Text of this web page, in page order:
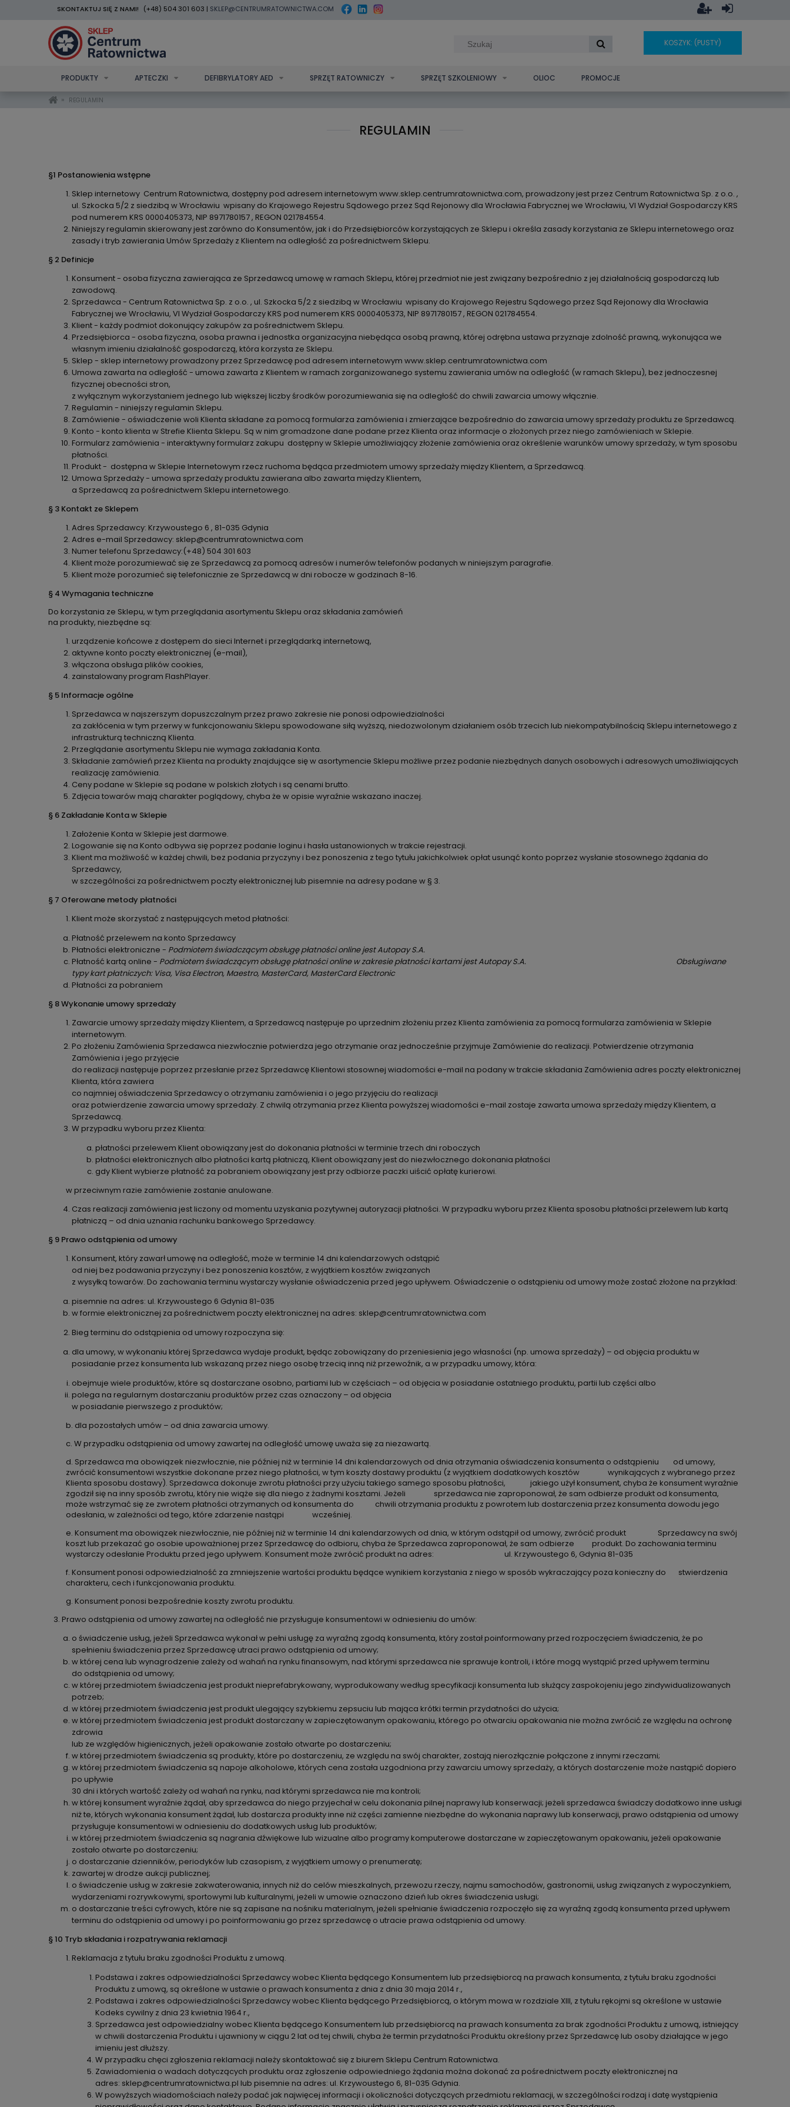
SKONTAKTUJ SIĘ Z NAMI! (+48) 504 301 603 | SKLEP@CENTRUMRATOWNICTWA.COM
KOSZYK: (PUSTY)
PRODUKTY APTECZKI DEFIBRYLATORY AED SPRZĘT RATOWNICZY SPRZĘT SZKOLENIOWY OLIOC PROMOCJE
» REGULAMIN
REGULAMIN
§1 Postanowienia wstępne
Sklep internetowy Centrum Ratownictwa, dostępny pod adresem internetowym www.sklep.centrumratownictwa.com, prowadzony jest przez Centrum Ratownictwa Sp. z o.o. ,
ul. Szkocka 5/2 z siedzibą w Wrocławiu wpisany do Krajowego Rejestru Sądowego przez Sąd Rejonowy dla Wrocławia Fabrycznej we Wrocławiu, VI Wydział Gospodarczy KRS
pod numerem KRS 0000405373, NIP 8971780157 , REGON 021784554.
Niniejszy regulamin skierowany jest zarówno do Konsumentów, jak i do Przedsiębiorców korzystających ze Sklepu i określa zasady korzystania ze Sklepu internetowego oraz
zasady i tryb zawierania Umów Sprzedaży z Klientem na odległość za pośrednictwem Sklepu.
§ 2 Definicje
Konsument - osoba fizyczna zawierająca ze Sprzedawcą umowę w ramach Sklepu, której przedmiot nie jest związany bezpośrednio z jej działalnością gospodarczą lub
zawodową.
Sprzedawca - Centrum Ratownictwa Sp. z o.o. , ul. Szkocka 5/2 z siedzibą w Wrocławiu wpisany do Krajowego Rejestru Sądowego przez Sąd Rejonowy dla Wrocławia
Fabrycznej we Wrocławiu, VI Wydział Gospodarczy KRS pod numerem KRS 0000405373, NIP 8971780157 , REGON 021784554.
Klient - każdy podmiot dokonujący zakupów za pośrednictwem Sklepu.
Przedsiębiorca - osoba fizyczna, osoba prawna i jednostka organizacyjna niebędąca osobą prawną, której odrębna ustawa przyznaje zdolność prawną, wykonująca we
własnym imieniu działalność gospodarczą, która korzysta ze Sklepu.
Sklep - sklep internetowy prowadzony przez Sprzedawcę pod adresem internetowym www.sklep.centrumratownictwa.com
Umowa zawarta na odległość - umowa zawarta z Klientem w ramach zorganizowanego systemu zawierania umów na odległość (w ramach Sklepu), bez jednoczesnej
fizycznej obecności stron,
z wyłącznym wykorzystaniem jednego lub większej liczby środków porozumiewania się na odległość do chwili zawarcia umowy włącznie.
Regulamin - niniejszy regulamin Sklepu.
Zamówienie - oświadczenie woli Klienta składane za pomocą formularza zamówienia i zmierzające bezpośrednio do zawarcia umowy sprzedaży produktu ze Sprzedawcą.
Konto - konto klienta w Strefie Klienta Sklepu. Są w nim gromadzone dane podane przez Klienta oraz informacje o złożonych przez niego zamówieniach w Sklepie.
Formularz zamówienia - interaktywny formularz zakupu dostępny w Sklepie umożliwiający złożenie zamówienia oraz określenie warunków umowy sprzedaży, w tym sposobu
płatności.
Produkt - dostępna w Sklepie Internetowym rzecz ruchoma będąca przedmiotem umowy sprzedaży między Klientem, a Sprzedawcą.
Umowa Sprzedaży - umowa sprzedaży produktu zawierana albo zawarta między Klientem,
a Sprzedawcą za pośrednictwem Sklepu internetowego.
§ 3 Kontakt ze Sklepem
Adres Sprzedawcy: Krzywoustego 6 , 81-035 Gdynia
Adres e-mail Sprzedawcy: sklep@centrumratownictwa.com
Numer telefonu Sprzedawcy:(+48) 504 301 603
Klient może porozumiewać się ze Sprzedawcą za pomocą adresów i numerów telefonów podanych w niniejszym paragrafie.
Klient może porozumieć się telefonicznie ze Sprzedawcą w dni robocze w godzinach 8-16.
§ 4 Wymagania techniczne
Do korzystania ze Sklepu, w tym przeglądania asortymentu Sklepu oraz składania zamówień
na produkty, niezbędne są:
urządzenie końcowe z dostępem do sieci Internet i przeglądarką internetową,
aktywne konto poczty elektronicznej (e-mail),
włączona obsługa plików cookies,
zainstalowany program FlashPlayer.
§ 5 Informacje ogólne
Sprzedawca w najszerszym dopuszczalnym przez prawo zakresie nie ponosi odpowiedzialności
za zakłócenia w tym przerwy w funkcjonowaniu Sklepu spowodowane siłą wyższą, niedozwolonym działaniem osób trzecich lub niekompatybilnością Sklepu internetowego z
infrastrukturą techniczną Klienta.
Przeglądanie asortymentu Sklepu nie wymaga zakładania Konta.
Składanie zamówień przez Klienta na produkty znajdujące się w asortymencie Sklepu możliwe przez podanie niezbędnych danych osobowych i adresowych umożliwiających
realizację zamówienia.
Ceny podane w Sklepie są podane w polskich złotych i są cenami brutto.
Zdjęcia towarów mają charakter poglądowy, chyba że w opisie wyraźnie wskazano inaczej.
§ 6 Zakładanie Konta w Sklepie
Założenie Konta w Sklepie jest darmowe.
Logowanie się na Konto odbywa się poprzez podanie loginu i hasła ustanowionych w trakcie rejestracji.
Klient ma możliwość w każdej chwili, bez podania przyczyny i bez ponoszenia z tego tytułu jakichkolwiek opłat usunąć konto poprzez wysłanie stosownego żądania do
Sprzedawcy,
w szczególności za pośrednictwem poczty elektronicznej lub pisemnie na adresy podane w § 3.
§ 7 Oferowane metody płatności
Klient może skorzystać z następujących metod płatności:
Płatność przelewem na konto Sprzedawcy
Płatności elektroniczne - Podmiotem świadczącym obsługę płatności online jest Autopay S.A.
Płatność kartą online - Podmiotem świadczącym obsługę płatności online w zakresie płatności kartami jest Autopay S.A. Obsługiwane
typy kart płatniczych: Visa, Visa Electron, Maestro, MasterCard, MasterCard Electronic
Płatności za pobraniem
§ 8 Wykonanie umowy sprzedaży
Zawarcie umowy sprzedaży między Klientem, a Sprzedawcą następuje po uprzednim złożeniu przez Klienta zamówienia za pomocą formularza zamówienia w Sklepie
internetowym.
Po złożeniu Zamówienia Sprzedawca niezwłocznie potwierdza jego otrzymanie oraz jednocześnie przyjmuje Zamówienie do realizacji. Potwierdzenie otrzymania
Zamówienia i jego przyjęcie
do realizacji następuje poprzez przesłanie przez Sprzedawcę Klientowi stosownej wiadomości e-mail na podany w trakcie składania Zamówienia adres poczty elektronicznej
Klienta, która zawiera
co najmniej oświadczenia Sprzedawcy o otrzymaniu zamówienia i o jego przyjęciu do realizacji
oraz potwierdzenie zawarcia umowy sprzedaży. Z chwilą otrzymania przez Klienta powyższej wiadomości e-mail zostaje zawarta umowa sprzedaży między Klientem, a
Sprzedawcą.
W przypadku wyboru przez Klienta:
płatności przelewem Klient obowiązany jest do dokonania płatności w terminie trzech dni roboczych
płatności elektronicznych albo płatności kartą płatniczą, Klient obowiązany jest do niezwłocznego dokonania płatności
gdy Klient wybierze płatność za pobraniem obowiązany jest przy odbiorze paczki uiścić opłatę kurierowi.
w przeciwnym razie zamówienie zostanie anulowane.
Czas realizacji zamówienia jest liczony od momentu uzyskania pozytywnej autoryzacji płatności. W przypadku wyboru przez Klienta sposobu płatności przelewem lub kartą
płatniczą – od dnia uznania rachunku bankowego Sprzedawcy.
§ 9 Prawo odstąpienia od umowy
Konsument, który zawarł umowę na odległość, może w terminie 14 dni kalendarzowych odstąpić
od niej bez podawania przyczyny i bez ponoszenia kosztów, z wyjątkiem kosztów związanych
z wysyłką towarów. Do zachowania terminu wystarczy wysłanie oświadczenia przed jego upływem. Oświadczenie o odstąpieniu od umowy może zostać złożone na przykład:
pisemnie na adres: ul. Krzywoustego 6 Gdynia 81-035
w formie elektronicznej za pośrednictwem poczty elektronicznej na adres: sklep@centrumratownictwa.com
Bieg terminu do odstąpienia od umowy rozpoczyna się:
dla umowy, w wykonaniu której Sprzedawca wydaje produkt, będąc zobowiązany do przeniesienia jego własności (np. umowa sprzedaży) – od objęcia produktu w
posiadanie przez konsumenta lub wskazaną przez niego osobę trzecią inną niż przewoźnik, a w przypadku umowy, która:
obejmuje wiele produktów, które są dostarczane osobno, partiami lub w częściach – od objęcia w posiadanie ostatniego produktu, partii lub części albo
polega na regularnym dostarczaniu produktów przez czas oznaczony – od objęcia
w posiadanie pierwszego z produktów;
b. dla pozostałych umów – od dnia zawarcia umowy.
c. W przypadku odstąpienia od umowy zawartej na odległość umowę uważa się za niezawartą.
d. Sprzedawca ma obowiązek niezwłocznie, nie później niż w terminie 14 dni kalendarzowych od dnia otrzymania oświadczenia konsumenta o odstąpieniu od umowy,
zwrócić konsumentowi wszystkie dokonane przez niego płatności, w tym koszty dostawy produktu (z wyjątkiem dodatkowych kosztów wynikających z wybranego przez
Klienta sposobu dostawy). Sprzedawca dokonuje zwrotu płatności przy użyciu takiego samego sposobu płatności, jakiego użył konsument, chyba że konsument wyraźnie
zgodził się na inny sposób zwrotu, który nie wiąże się dla niego z żadnymi kosztami. Jeżeli sprzedawca nie zaproponował, że sam odbierze produkt od konsumenta,
może wstrzymać się ze zwrotem płatności otrzymanych od konsumenta do chwili otrzymania produktu z powrotem lub dostarczenia przez konsumenta dowodu jego
odesłania, w zależności od tego, które zdarzenie nastąpi wcześniej.
e. Konsument ma obowiązek niezwłocznie, nie później niż w terminie 14 dni kalendarzowych od dnia, w którym odstąpił od umowy, zwrócić produkt Sprzedawcy na swój
koszt lub przekazać go osobie upoważnionej przez Sprzedawcę do odbioru, chyba że Sprzedawca zaproponował, że sam odbierze produkt. Do zachowania terminu
wystarczy odesłanie Produktu przed jego upływem. Konsument może zwrócić produkt na adres: ul. Krzywoustego 6, Gdynia 81-035
f. Konsument ponosi odpowiedzialność za zmniejszenie wartości produktu będące wynikiem korzystania z niego w sposób wykraczający poza konieczny do stwierdzenia
charakteru, cech i funkcjonowania produktu.
g. Konsument ponosi bezpośrednie koszty zwrotu produktu.
3. Prawo odstąpienia od umowy zawartej na odległość nie przysługuje konsumentowi w odniesieniu do umów:
o świadczenie usług, jeżeli Sprzedawca wykonał w pełni usługę za wyraźną zgodą konsumenta, który został poinformowany przed rozpoczęciem świadczenia, że po
spełnieniu świadczenia przez Sprzedawcę utraci prawo odstąpienia od umowy;
w której cena lub wynagrodzenie zależy od wahań na rynku finansowym, nad którymi sprzedawca nie sprawuje kontroli, i które mogą wystąpić przed upływem terminu
do odstąpienia od umowy;
w której przedmiotem świadczenia jest produkt nieprefabrykowany, wyprodukowany według specyfikacji konsumenta lub służący zaspokojeniu jego zindywidualizowanych
potrzeb;
w której przedmiotem świadczenia jest produkt ulegający szybkiemu zepsuciu lub mająca krótki termin przydatności do użycia;
w której przedmiotem świadczenia jest produkt dostarczany w zapieczętowanym opakowaniu, którego po otwarciu opakowania nie można zwrócić ze względu na ochronę
zdrowia
lub ze względów higienicznych, jeżeli opakowanie zostało otwarte po dostarczeniu;
w której przedmiotem świadczenia są produkty, które po dostarczeniu, ze względu na swój charakter, zostają nierozłącznie połączone z innymi rzeczami;
w której przedmiotem świadczenia są napoje alkoholowe, których cena została uzgodniona przy zawarciu umowy sprzedaży, a których dostarczenie może nastąpić dopiero
po upływie
30 dni i których wartość zależy od wahań na rynku, nad którymi sprzedawca nie ma kontroli;
w której konsument wyraźnie żądał, aby sprzedawca do niego przyjechał w celu dokonania pilnej naprawy lub konserwacji; jeżeli sprzedawca świadczy dodatkowo inne usługi
niż te, których wykonania konsument żądał, lub dostarcza produkty inne niż części zamienne niezbędne do wykonania naprawy lub konserwacji, prawo odstąpienia od umowy
przysługuje konsumentowi w odniesieniu do dodatkowych usług lub produktów;
w której przedmiotem świadczenia są nagrania dźwiękowe lub wizualne albo programy komputerowe dostarczane w zapieczętowanym opakowaniu, jeżeli opakowanie
zostało otwarte po dostarczeniu;
o dostarczanie dzienników, periodyków lub czasopism, z wyjątkiem umowy o prenumeratę;
zawartej w drodze aukcji publicznej;
o świadczenie usług w zakresie zakwaterowania, innych niż do celów mieszkalnych, przewozu rzeczy, najmu samochodów, gastronomii, usług związanych z wypoczynkiem,
wydarzeniami rozrywkowymi, sportowymi lub kulturalnymi, jeżeli w umowie oznaczono dzień lub okres świadczenia usługi;
o dostarczanie treści cyfrowych, które nie są zapisane na nośniku materialnym, jeżeli spełnianie świadczenia rozpoczęło się za wyraźną zgodą konsumenta przed upływem
terminu do odstąpienia od umowy i po poinformowaniu go przez sprzedawcę o utracie prawa odstąpienia od umowy.
§ 10 Tryb składania i rozpatrywania reklamacji
Reklamacja z tytułu braku zgodności Produktu z umową.
Podstawa i zakres odpowiedzialności Sprzedawcy wobec Klienta będącego Konsumentem lub przedsiębiorcą na prawach konsumenta, z tytułu braku zgodności
Produktu z umową, są określone w ustawie o prawach konsumenta z dnia z dnia 30 maja 2014 r.,
Podstawa i zakres odpowiedzialności Sprzedawcy wobec Klienta będącego Przedsiębiorcą, o którym mowa w rozdziale XIII, z tytułu rękojmi są określone w ustawie
Kodeks cywilny z dnia 23 kwietnia 1964 r.,
Sprzedawca jest odpowiedzialny wobec Klienta będącego Konsumentem lub przedsiębiorcą na prawach konsumenta za brak zgodności Produktu z umową, istniejący
w chwili dostarczenia Produktu i ujawniony w ciągu 2 lat od tej chwili, chyba że termin przydatności Produktu określony przez Sprzedawcę lub osoby działające w jego
imieniu jest dłuższy.
W przypadku chęci zgłoszenia reklamacji należy skontaktować się z biurem Sklepu Centrum Ratownictwa.
Zawiadomienia o wadach dotyczących produktu oraz zgłoszenie odpowiedniego żądania można dokonać za pośrednictwem poczty elektronicznej na
adres: sklep@centrumratownictwa.pl lub pisemnie na adres: ul. Krzywoustego 6, 81-035 Gdynia.
W powyższych wiadomościach należy podać jak najwięcej informacji i okoliczności dotyczących przedmiotu reklamacji, w szczególności rodzaj i datę wystąpienia